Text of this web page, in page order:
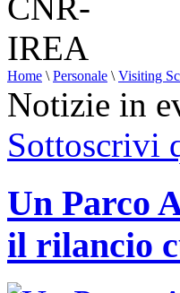
Home \ Personale \ Visiting
Notizie in
Sottoscrivi
Un Parco
il rilancio